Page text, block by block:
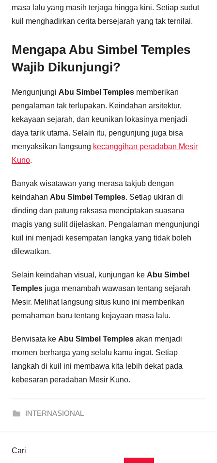
masa lalu yang masih terjaga hingga kini. Setiap sudut
kuil menghadirkan cerita bersejarah yang tak ternilai.
Mengapa Abu Simbel Temples
Wajib Dikunjungi?
Mengunjungi Abu Simbel Temples memberikan
pengalaman tak terlupakan. Keindahan arsitektur,
kekayaan sejarah, dan keunikan lokasinya menjadi
daya tarik utama. Selain itu, pengunjung juga bisa
menyaksikan langsung kecanggihan peradaban Mesir
Kuno.
Banyak wisatawan yang merasa takjub dengan
keindahan Abu Simbel Temples. Setiap ukiran di
dinding dan patung raksasa menciptakan suasana
magis yang sulit dijelaskan. Pengalaman mengunjungi
kuil ini menjadi kesempatan langka yang tidak boleh
dilewatkan.
Selain keindahan visual, kunjungan ke Abu Simbel
Temples juga menambah wawasan tentang sejarah
Mesir. Melihat langsung situs kuno ini memberikan
pemahaman baru tentang kejayaan masa lalu.
Berwisata ke Abu Simbel Temples akan menjadi
momen berharga yang selalu kamu ingat. Setiap
langkah di kuil ini membawa kita lebih dekat pada
kebesaran peradaban Mesir Kuno.
INTERNASIONAL
Cari